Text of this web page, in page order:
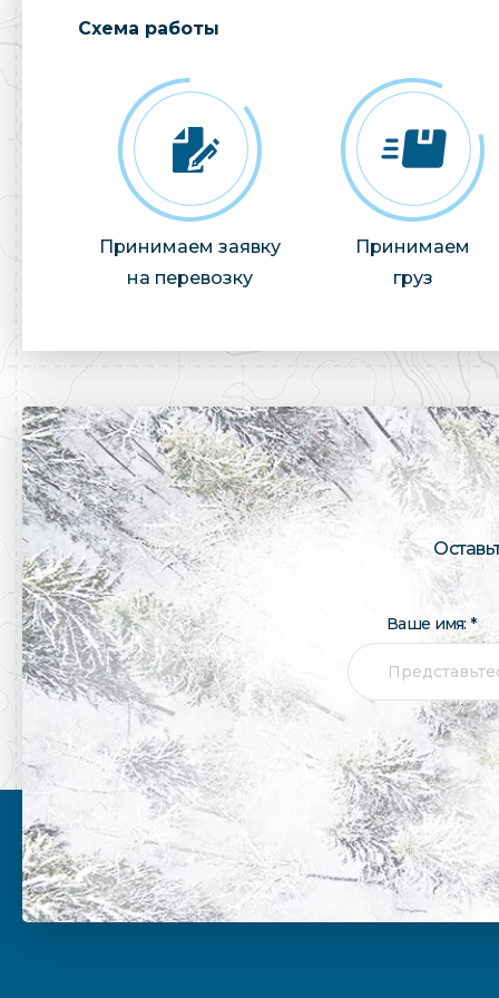
Cхема работы
Принимаем заявку
на перевозку
Принимаем
груз
Ваше имя: *